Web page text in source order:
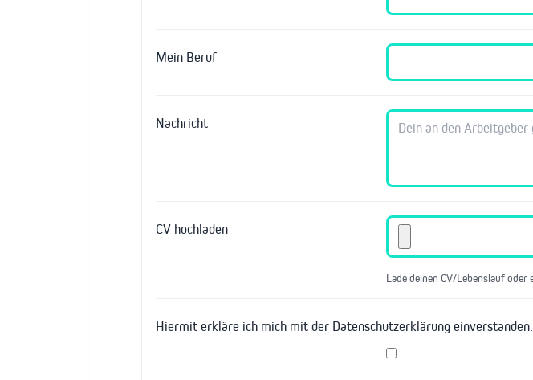
Mein Beruf
Nachricht
CV hochladen
Lade deinen CV/Lebenslauf oder
Hiermit erkläre ich mich mit der Datenschutzerklärung einverstanden.